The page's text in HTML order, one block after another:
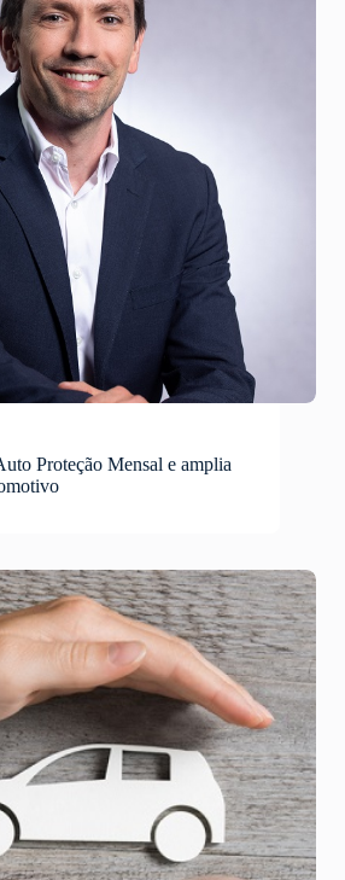
Proteção Mensal e amplia